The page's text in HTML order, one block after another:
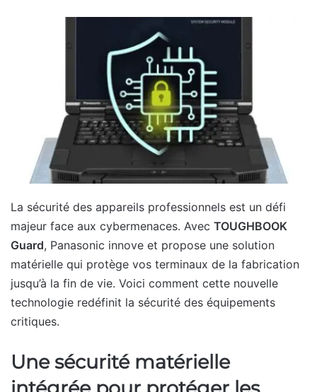
La sécurité des appareils professionnels est un défi
majeur face aux cybermenaces. Avec TOUGHBOOK
Guard, Panasonic innove et propose une solution
matérielle qui protège vos terminaux de la fabrication
jusqu’à la fin de vie. Voici comment cette nouvelle
technologie redéfinit la sécurité des équipements
critiques.
Une sécurité matérielle